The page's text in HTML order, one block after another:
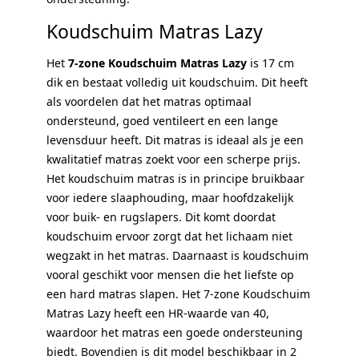
Koudschuim Matras Lazy
Het 7-zone Koudschuim Matras Lazy is 17 cm
dik en bestaat volledig uit koudschuim. Dit heeft
als voordelen dat het matras optimaal
ondersteund, goed ventileert en een lange
levensduur heeft. Dit matras is ideaal als je een
kwalitatief matras zoekt voor een scherpe prijs.
Het koudschuim matras is in principe bruikbaar
voor iedere slaaphouding, maar hoofdzakelijk
voor buik- en rugslapers. Dit komt doordat
koudschuim ervoor zorgt dat het lichaam niet
wegzakt in het matras. Daarnaast is koudschuim
vooral geschikt voor mensen die het liefste op
een hard matras slapen. Het 7-zone Koudschuim
Matras Lazy heeft een HR-waarde van 40,
waardoor het matras een goede ondersteuning
biedt. Bovendien is dit model beschikbaar in 2